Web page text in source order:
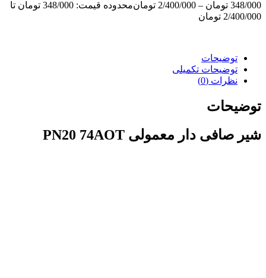
348/000 تومان –
2/400/000 تومان
محدوده قیمت: 348/000 تومان تا
2/400/000 تومان
توضیحات
توضیحات تکمیلی
نظرات (0)
توضیحات
شیر صافی دار معمولی PN20 74AOT